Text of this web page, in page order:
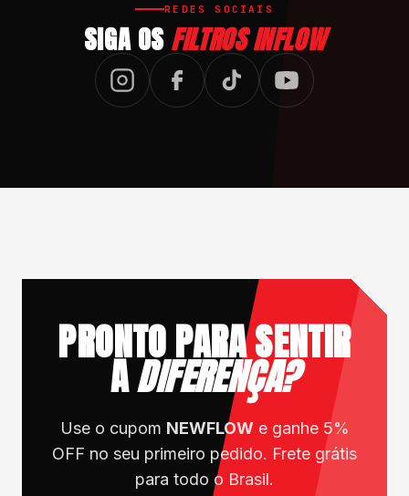
REDES SOCIAIS
SIGA OSFILTROS INFLOW
PRONTO PARA SENTIR
ADIFERENÇA?
Use o cupom NEWFLOW e ganhe 5%
OFF no seu primeiro pedido. Frete grátis
para todo o Brasil.